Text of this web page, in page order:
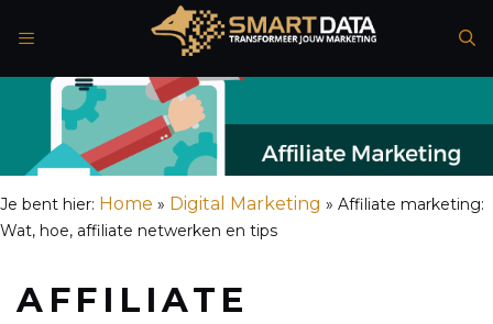
naar
de
inhoud
Je bent hier: Home » Digital Marketing » Affiliate marketing:
Wat, hoe, affiliate netwerken en tips
AFFILIATE